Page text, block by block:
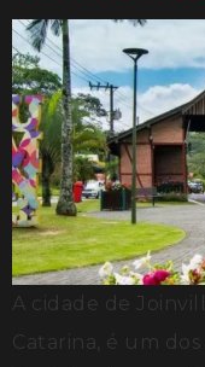
A cidade de
Catarina, é um